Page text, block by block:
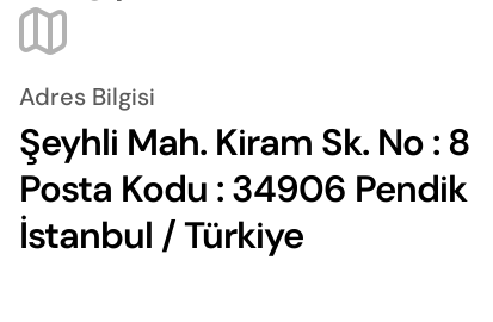
Adres Bilgisi
Şeyhli Mah. Kiram Sk. No : 8
Posta Kodu : 34906 Pendik
İstanbul / Türkiye